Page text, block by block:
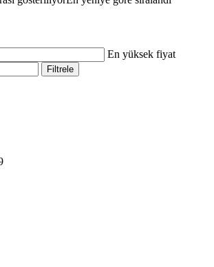
En yüksek fiyat
Filtrele